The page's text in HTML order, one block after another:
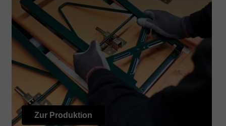
Zur Produktion